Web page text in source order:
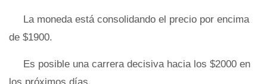
La moneda está consolidando el precio por encima
de $1900.
Es posible una carrera decisiva hacia los $2000 en